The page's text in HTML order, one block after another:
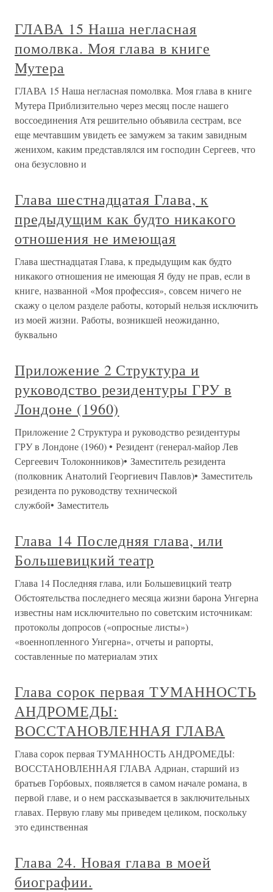
ГЛАВА 15 Наша негласная
помолвка. Моя глава в книге
Мутера
ГЛАВА 15 Наша негласная помолвка. Моя глава в книге
Мутера Приблизительно через месяц после нашего
воссоединения Атя решительно объявила сестрам, все
еще мечтавшим увидеть ее замужем за таким завидным
женихом, каким представлялся им господин Сергеев, что
она безусловно и
Глава шестнадцатая Глава, к
предыдущим как будто никакого
отношения не имеющая
Глава шестнадцатая Глава, к предыдущим как будто
никакого отношения не имеющая Я буду не прав, если в
книге, названной «Моя профессия», совсем ничего не
скажу о целом разделе работы, который нельзя исключить
из моей жизни. Работы, возникшей неожиданно,
буквально
Приложение 2 Структура и
руководство резидентуры ГРУ в
Лондоне (1960)
Приложение 2 Структура и руководство резидентуры
ГРУ в Лондоне (1960) • Резидент (генерал-майор Лев
Сергеевич Толоконников)• Заместитель резидента
(полковник Анатолий Георгиевич Павлов)• Заместитель
резидента по руководству технической
службой• Заместитель
Глава 14 Последняя глава, или
Большевицкий театр
Глава 14 Последняя глава, или Большевицкий театр
Обстоятельства последнего месяца жизни барона Унгерна
известны нам исключительно по советским источникам:
протоколы допросов («опросные листы»)
«военнопленного Унгерна», отчеты и рапорты,
составленные по материалам этих
Глава сорок первая ТУМАННОСТЬ
АНДРОМЕДЫ:
ВОССТАНОВЛЕННАЯ ГЛАВА
Глава сорок первая ТУМАННОСТЬ АНДРОМЕДЫ:
ВОССТАНОВЛЕННАЯ ГЛАВА Адриан, старший из
братьев Горбовых, появляется в самом начале романа, в
первой главе, и о нем рассказывается в заключительных
главах. Первую главу мы приведем целиком, поскольку
это единственная
Глава 24. Новая глава в моей
биографии.